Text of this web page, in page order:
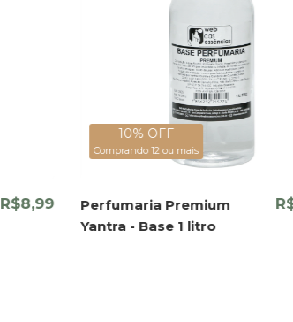
R$8,99
10% OFF
Comprando 12 ou mais
Perfumaria Premium
Yantra - Base 1 litro